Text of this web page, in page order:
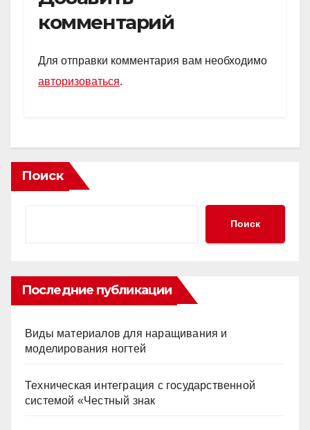
s
A
p
p
o
kl
a
ss
gr
a
m
и
комментарий
Для отправки комментария вам необходимо
авторизоваться.
Поиск
Поиск
Последние публикации
Виды материалов для наращивания и
моделирования ногтей
Техническая интеграция с государственной
системой «Честный знак